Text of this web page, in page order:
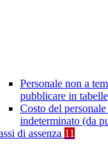
Personale non a
pubblicare in
Costo del
indeterminato (da
di assenza 11